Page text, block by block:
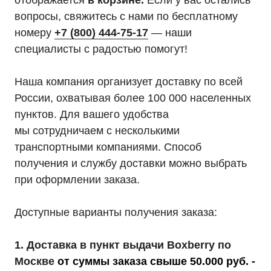
вопросы, свяжитесь с нами по бесплатному
номеру +7 (800) 444-75-17 — наши
специалисты с радостью помогут!
Наша компания организует доставку по всей
России, охватывая более 100 000 населенных
пунктов. Для вашего удобства
мы сотрудничаем с несколькими
транспортными компаниями. Способ
получения и службу доставки можно выбрать
при оформлении заказа.
Доступные варианты получения заказа:
1. Доставка в пункт выдачи Boxberry по
Москве от суммы заказа свыше 50.000 руб. -